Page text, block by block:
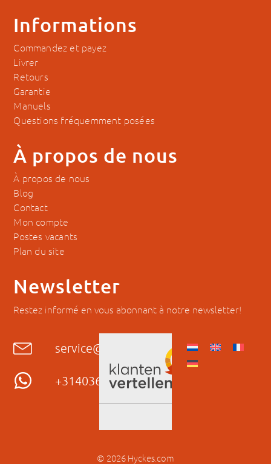
Informations
Commandez et payez
Livrer
Retours
Garantie
Manuels
Questions fréquemment posées
À propos de nous
À propos de nous
Blog
Contact
Mon compte
Postes vacants
Plan du site
Newsletter
Restez informé en vous abonnant à notre newsletter!
service@hyckes.com
+31403690404
© 2026 Hyckes.com